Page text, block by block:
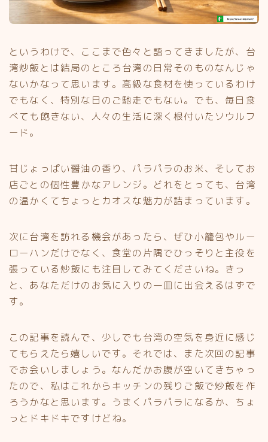
というわけで、ここまで色々と語ってきましたが、台
湾炒飯とは結局のところ台湾の日常そのものなんじゃ
ないかなって思います。高級な食材を使っているわけ
でもなく、特別な日のご馳走でもない。でも、毎日食
べても飽きない、人々の生活に深く根付いたソウルフ
ード。
甘じょっぱい醤油の香り、パラパラのお米、そしてお
店ごとの個性豊かなアレンジ。どれをとっても、台湾
の温かくてちょっとカオスな魅力が詰まっています。
次に台湾を訪れる機会があったら、ぜひ小籠包やルー
ローハンだけでなく、食堂の片隅でひっそりと主役を
張っている炒飯にも注目してみてくださいね。きっ
と、あなただけのお気に入りの一皿に出会えるはずで
す。
この記事を読んで、少しでも台湾の空気を身近に感じ
てもらえたら嬉しいです。それでは、また次回の記事
でお会いしましょう。なんだかお腹が空いてきちゃっ
たので、私はこれからキッチンの残りご飯で炒飯を作
ろうかなと思います。うまくパラパラになるか、ちょ
っとドキドキですけどね。